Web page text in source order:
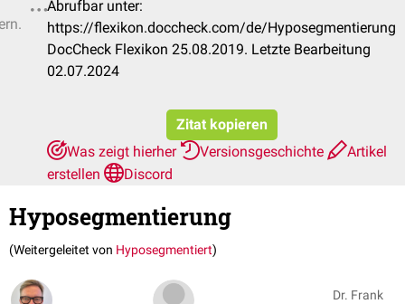
Abrufbar unter:
https://flexikon.doccheck.com/de/Hyposegmentierung
DocCheck Flexikon 25.08.2019. Letzte Bearbeitung
02.07.2024
Zitat kopieren
Was zeigt hierher
Versionsgeschichte
Artikel
erstellen
Discord
Hyposegmentierung
(Weitergeleitet von Hyposegmentiert)
Dr. Frank